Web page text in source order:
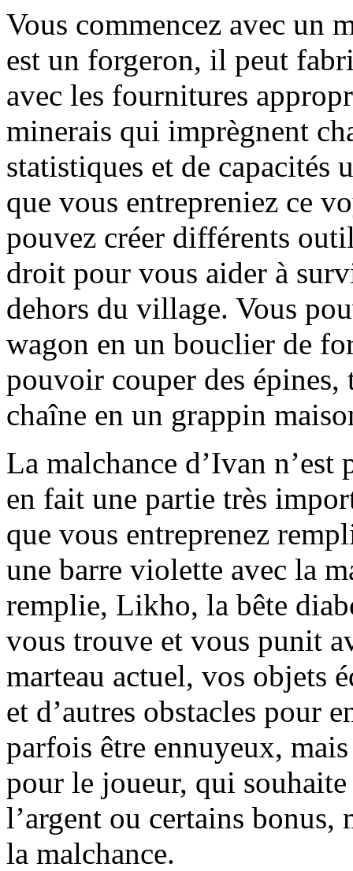
Vous commencez avec un
est un forgeron, il peut
avec les fournitures
minerais qui imprègnent
statistiques et de capacités
que vous entrepreniez ce
pouvez créer différents
droit pour vous aider à
dehors du village. Vous
wagon en un bouclier de
pouvoir couper des
chaîne en un grappin
La malchance d’Ivan n’est
en fait une partie très
que vous entreprenez
une barre violette avec la
remplie, Likho, la bête
vous trouve et vous punit
marteau actuel, vos objets
et d’autres obstacles pour
parfois être ennuyeux,
pour le joueur, qui
l’argent ou certains bonus,
la malchance.